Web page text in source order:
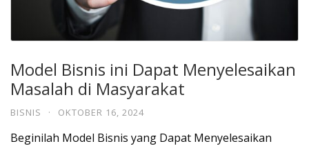
Model Bisnis ini Dapat Menyelesaikan
Masalah di Masyarakat
BISNIS · OKTOBER 16, 2024
Beginilah Model Bisnis yang Dapat Menyelesaikan